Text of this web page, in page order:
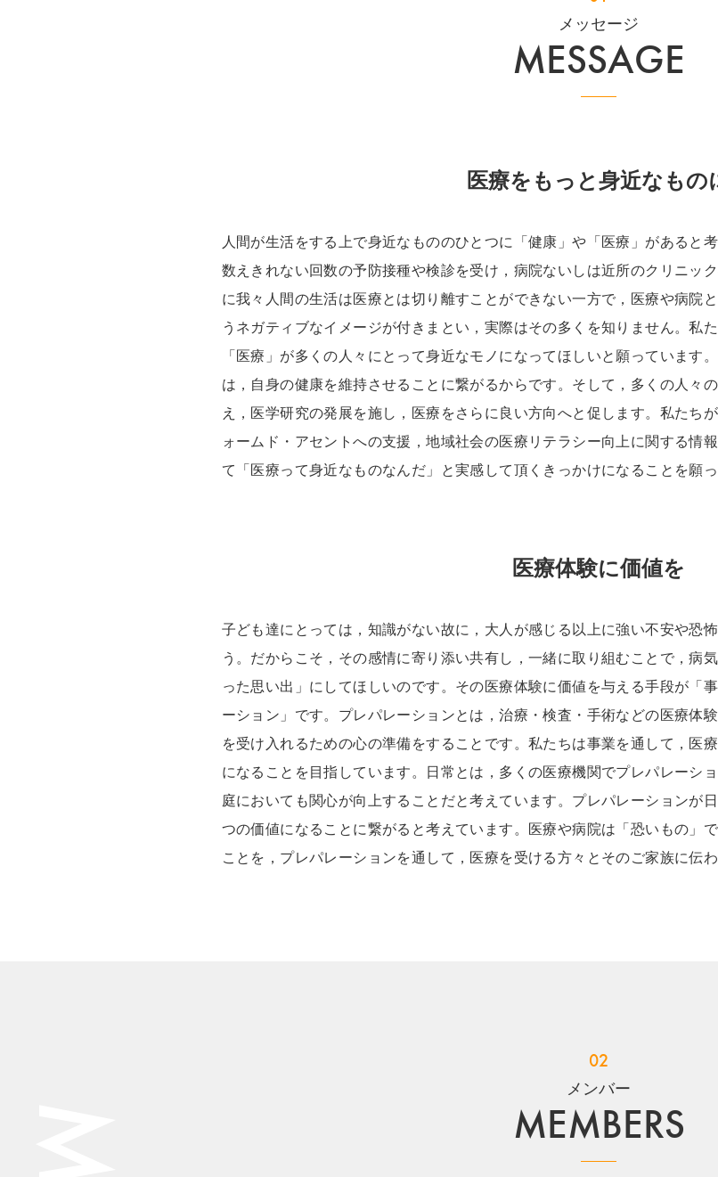
メッセージ
MESSAGE
医療をもっと身近なもの
人間が生活をする上で身近なもののひとつに「健康」や「医療」があると
数えきれない回数の予防接種や検診を受け，病院ないしは近所のクリニッ
に我々人間の生活は医療とは切り離すことができない一方で，医療や病院
うネガティブなイメージが付きまとい，実際はその多くを知りません。私
「医療」が多くの人々にとって身近なモノになってほしいと願っています
は，自身の健康を維持させることに繋がるからです。そして，多くの人々
え，医学研究の発展を施し，医療をさらに良い方向へと促します。私たち
ォームド・アセントへの支援，地域社会の医療リテラシー向上に関する情
て「医療って身近なものなんだ」と実感して頂くきっかけになることを願っ
医療体験に価値を
子ども達にとっては，知識がない故に，大人が感じる以上に強い不安や恐
う。だからこそ，その感情に寄り添い共有し，一緒に取り組むことで，病
った思い出」にしてほしいのです。その医療体験に価値を与える手段が「
ーション」です。プレパレーションとは，治療・検査・手術などの医療体
を受け入れるための心の準備をすることです。私たちは事業を通して，医
になることを目指しています。日常とは，多くの医療機関でプレパレーシ
庭においても関心が向上することだと考えています。プレパレーションが
つの価値になることに繋がると考えています。医療や病院は「恐いもの」
ことを，プレパレーションを通して，医療を受ける方々とそのご家族に伝
02
メンバー
MEMBERS